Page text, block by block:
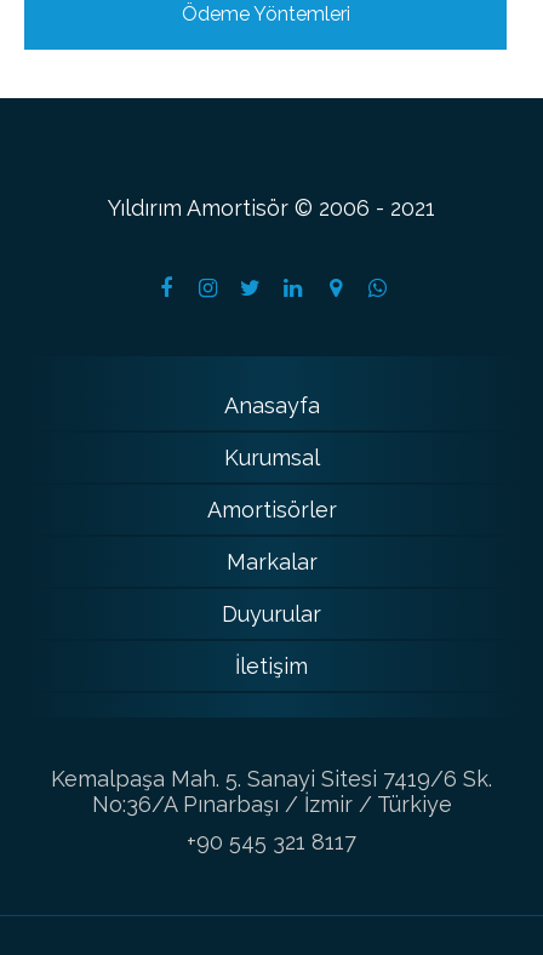
Ödeme Yöntemleri
Yıldırım Amortisör © 2006 - 2021
Anasayfa
Kurumsal
Amortisörler
Markalar
Duyurular
İletişim
Kemalpaşa Mah. 5. Sanayi Sitesi 7419/6 Sk.
No:36/A Pınarbaşı / İzmir / Türkiye
+90 545 321 8117